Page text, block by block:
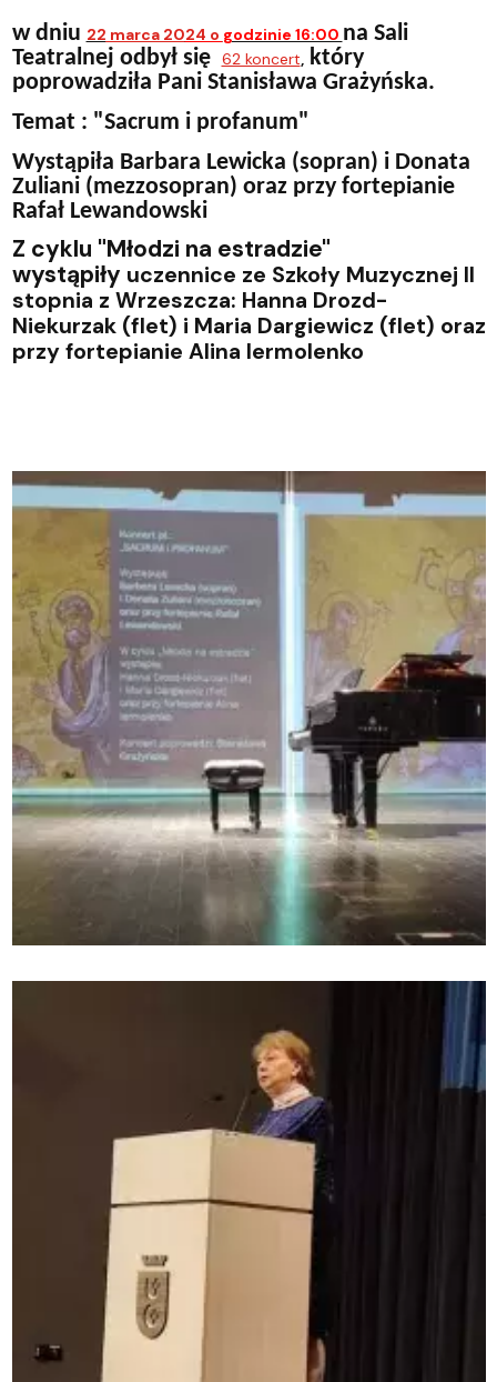
w dniu 22 marca 2024 o godzinie 16:00 na Sali
Teatralnej odbył się 62 koncertktóry
poprowadziła Pani Stanisława Grażyńska.
Temat : "Sacrum i profanum"
Wystąpiła Barbara Lewicka (sopran) i Donata
Zuliani (mezzosopran) oraz przy fortepianie
Rafał Lewandowski
Z cyklu "Młodzi na estradzie"
wystąpiły uczennice ze Szkoły Muzycznej II
stopnia z Wrzeszcza: Hanna Drozd-
Niekurzak (flet) i Maria Dargiewicz (flet) oraz
przy fortepianie Alina Iermolenko